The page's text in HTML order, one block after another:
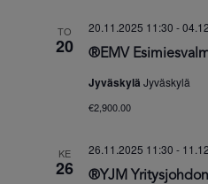
TO
20 ®EMV
20.11.2025 11:30 -
Jyväskylä Jyväskylä
€2,900.00
KE
26 ®YJM
26.11.2025 11:30 -